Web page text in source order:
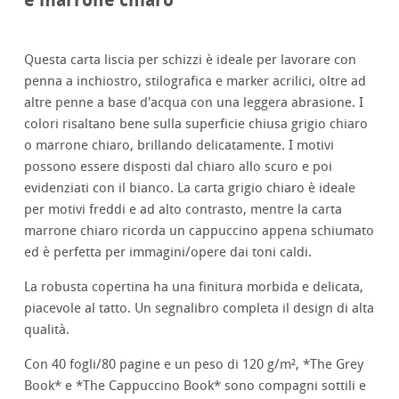
Questa carta liscia per schizzi è ideale per lavorare con
penna a inchiostro, stilografica e marker acrilici, oltre ad
altre penne a base d'acqua con una leggera abrasione. I
colori risaltano bene sulla superficie chiusa grigio chiaro
o marrone chiaro, brillando delicatamente. I motivi
possono essere disposti dal chiaro allo scuro e poi
evidenziati con il bianco. La carta grigio chiaro è ideale
per motivi freddi e ad alto contrasto, mentre la carta
marrone chiaro ricorda un cappuccino appena schiumato
ed è perfetta per immagini/opere dai toni caldi.
La robusta copertina ha una finitura morbida e delicata,
piacevole al tatto. Un segnalibro completa il design di alta
qualità.
Con 40 fogli/80 pagine e un peso di 120 g/m², *The Grey
Book* e *The Cappuccino Book* sono compagni sottili e